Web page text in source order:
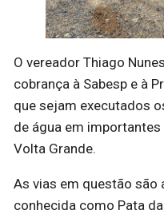
O vereador Thiago
cobrança à Sabesp e à
que sejam executados
de água em
Volta Grande.
As vias em questão são
conhecida como Pata